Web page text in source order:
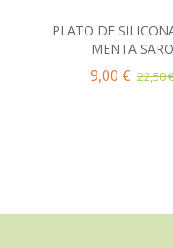
Añadir al
PLATO DE
MENTA SARO
9,00 € 22,50